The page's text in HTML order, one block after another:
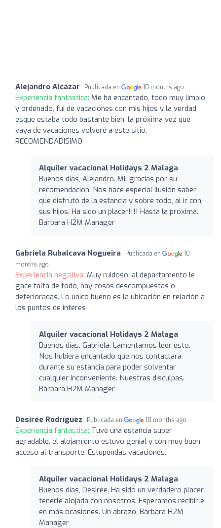
Alejandro Alcázar Publicada en 10 months ago
Experiencia fantástica: Me ha encantado, todo muy limpio
y ordenado, fui de vacaciones con mis hijos y la verdad
esque estaba todo bastante bien, la próxima vez que
vaya de vacaciones volveré a este sitio,
RECOMENDADISIMO
Alquiler vacacional Holidays 2 Malaga
Buenos días, Alejandro. Mil gracias por su
recomendación. Nos hace especial ilusión saber
que disfrutó de la estancia y sobre todo, al ir con
sus hijos. Ha sido un placer!!!! Hasta la próxima.
Bárbara H2M Manager
Gabriela Rubalcava Nogueira Publicada en
10
months ago
Experiencia negativa: Muy ruidoso, al departamento le
gace falta de todo, hay cosas descompuestas o
deterioradas. Lo único bueno es la ubicación en relación a
los puntos de interés
Alquiler vacacional Holidays 2 Malaga
Buenos días, Gabriela. Lamentamos leer esto.
Nos hubiera encantado que nos contactara
durante su estancia para poder solventar
cualquier inconveniente. Nuestras disculpas.
Bárbara H2M Manager
Desirée Rodríguez Publicada en 10 months ago
Experiencia fantástica: Tuve una estancia super
agradable, el alojamiento estuvo genial y con muy buen
acceso al transporte. Estupendas vacaciones.
Alquiler vacacional Holidays 2 Malaga
Buenos días, Desirée. Ha sido un verdadero placer
tenerle alojada con nosotros. Esperamos recibirle
en más ocasiones. Un abrazo, Bárbara H2M
Manager